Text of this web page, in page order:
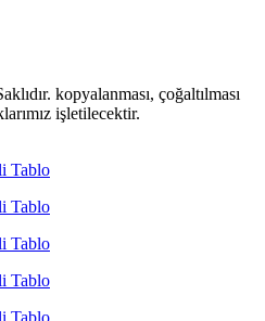
kopyalanması, çoğaltılması
işletilecektir.